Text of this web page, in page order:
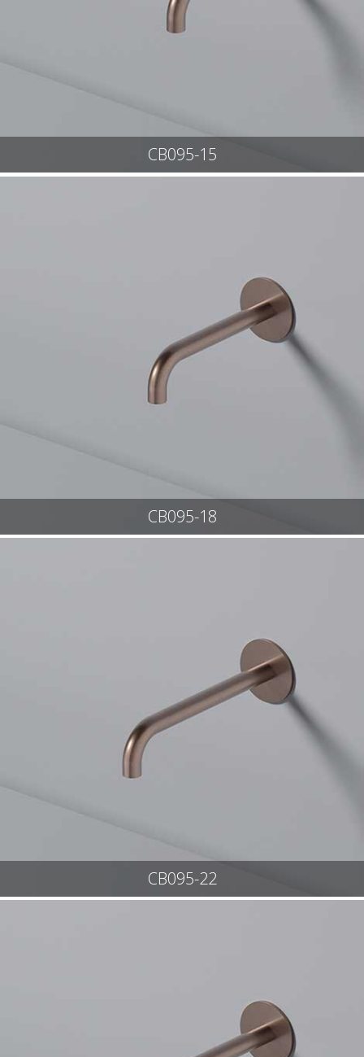
CB095-15
CB095-18
CB095-22